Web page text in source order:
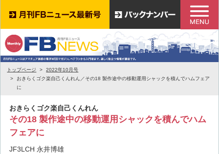
トップページ
2022年10月号
おきらくゴク楽自己くんれん／その18 製作途中の移動運用シャックを積んでハムフェア
に
おきらくゴク楽自己くんれん
その18 製作途中の移動運用シャックを積んでハム
フェアに
JF3LCH 永井博雄